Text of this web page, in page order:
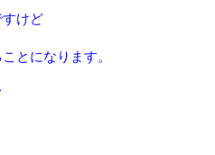
すけど
とになります。